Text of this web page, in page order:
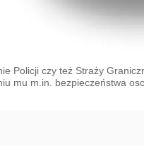
Policji czy też Straży
mu m.in. bezpieczeństwa